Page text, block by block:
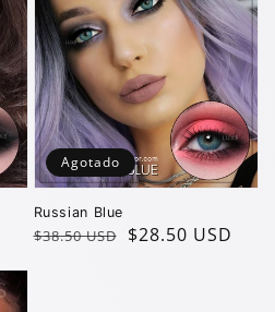
Russian Blue
Precio
$38.50 USD
Precio
$28.50 USD
Agotado